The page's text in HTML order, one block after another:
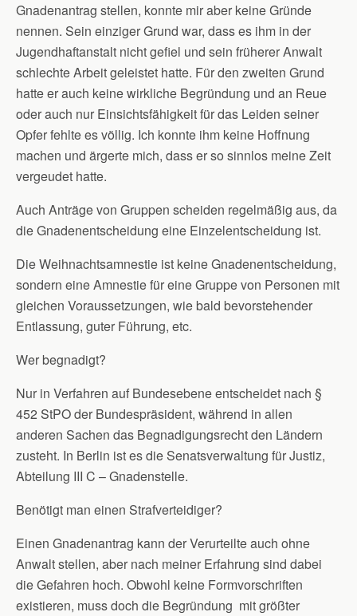
Gnadenantrag stellen, konnte mir aber keine Gründe
nennen. Sein einziger Grund war, dass es ihm in der
Jugendhaftanstalt nicht gefiel und sein früherer Anwalt
schlechte Arbeit geleistet hatte. Für den zweiten Grund
hatte er auch keine wirkliche Begründung und an Reue
oder auch nur Einsichtsfähigkeit für das Leiden seiner
Opfer fehlte es völlig. Ich konnte ihm keine Hoffnung
machen und ärgerte mich, dass er so sinnlos meine Zeit
vergeudet hatte.
Auch Anträge von Gruppen scheiden regelmäßig aus, da
die Gnadenentscheidung eine Einzelentscheidung ist.
Die Weihnachtsamnestie ist keine Gnadenentscheidung,
sondern eine Amnestie für eine Gruppe von Personen mit
gleichen Voraussetzungen, wie bald bevorstehender
Entlassung, guter Führung, etc.
Wer begnadigt?
Nur in Verfahren auf Bundesebene entscheidet nach §
452 StPO der Bundespräsident, während in allen
anderen Sachen das Begnadigungsrecht den Ländern
zusteht. In Berlin ist es die Senatsverwaltung für Justiz,
Abteilung III C – Gnadenstelle.
Benötigt man einen Strafverteidiger?
Einen Gnadenantrag kann der Verurteilte auch ohne
Anwalt stellen, aber nach meiner Erfahrung sind dabei
die Gefahren hoch. Obwohl keine Formvorschriften
existieren, muss doch die Begründung mit größter